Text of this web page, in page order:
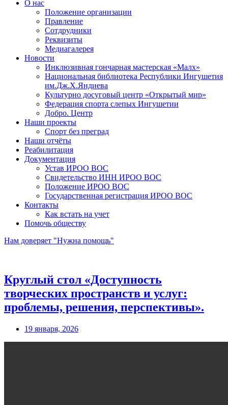
О нас
Положение организации
Правление
Сотдрудники
Реквизиты
Медиагалерея
Новости
Инклюзивная гончарная мастерская «Малх»
Национальная библиотека Республики Ингушетия
им.Дж.Х.Яндиева
Культурно досуговый центр «Открытый мир»
Федерация спорта слепых Ингушетии
Добро. Центр
Наши проекты
Спорт без преград
Наши отчёты
Реабилитация
Документация
Устав ИРОО ВОС
Свидетельство ИНН ИРОО ВОС
Положение ИРОО ВОС
Государственная регистрация ИРОО ВОС
Контакты
Как встать на учет
Помочь обществу
Нам доверяет "Нужна помощь"
Круглый стол «Доступность
творческих пространств и услуг:
проблемы, решения, перспективы».
19 января, 2026